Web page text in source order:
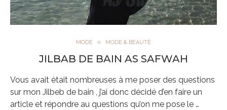
MODE MODE & BEAUTÉ
JILBAB DE BAIN AS SAFWAH
Vous avait était nombreuses à me poser des questions
sur mon Jilbeb de bain , j’ai donc décidé d’en faire un
article et répondre au questions qu’on me pose le …